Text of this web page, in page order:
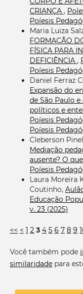
CRIANÇA ,
Poíesis
Maria Luiza
FORMAÇÃO
FÍSICA PARA
DEFICIÊNCIA ,
Poíesis
Daniel Ferraz
Expansão do
de São Paulo
políticos e
Poíesis
Poíesis
Cleberson
Mediação
ausente? O
Poíesis
Laura Moreira
Coutinho,
Educação
v. 23 (2025)
<< < 1 2 3 4 5 6 7 8 9
Você também pode
similaridadepara